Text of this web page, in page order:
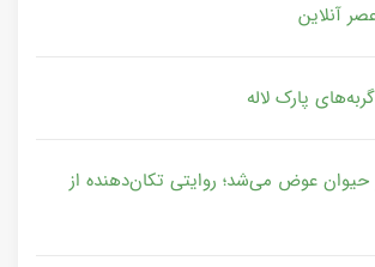
آنلاین
پارک لاله
حیوان عوض می‌شد؛ روایتی تکان‌دهنده از